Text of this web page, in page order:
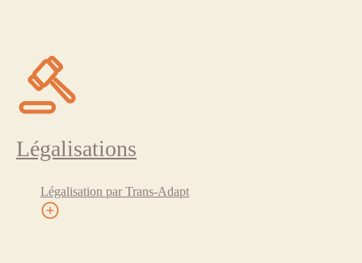
Légalisations
Légalisation par Trans-Adapt